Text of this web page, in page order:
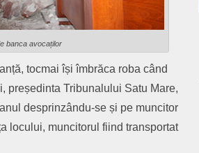
banca avocaților
tocmai își îmbrăca roba când
președinta Tribunalului Satu Mare,
desprinzându-se și pe muncitor
locului, muncitorul fiind transportat